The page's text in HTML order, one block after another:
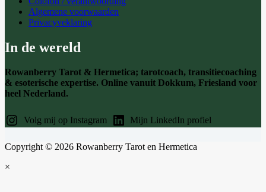
Algemene voorwaarden
Privacyveklaring
In de wereld
Rowanberry Tarot & Hermetica; tarotcoach, transitiecoaching
& esoterische expertise. Online vanuit Dokkum, Friesland voor
heel Nederland.
Volg mij op Instagram Mijn LinkedIn profiel
Copyright © 2026 Rowanberry Tarot en Hermetica
×